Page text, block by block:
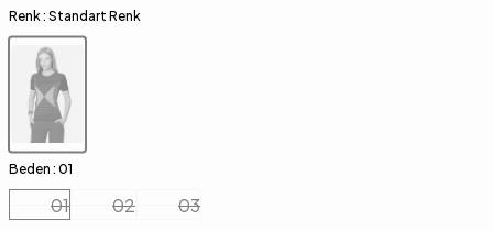
Renk : Standart Renk
Beden : 01
01 02 03